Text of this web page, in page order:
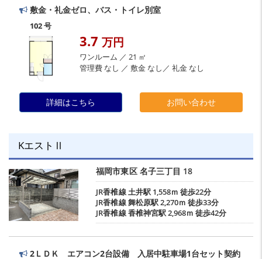
敷金・礼金ゼロ、バス・トイレ別室
102 号
3.7 万円
ワンルーム ／ 21 ㎡
管理費 なし ／ 敷金 なし／ 礼金 なし
詳細はこちら お問い合わせ
KエストⅡ
福岡市東区 名子三丁目 18
JR香椎線土井駅1,558ｍ 徒歩22分
JR香椎線舞松原駅2,270ｍ 徒歩33分
JR香椎線香椎神宮駅2,968ｍ 徒歩42分
2ＬＤＫ エアコン2台設備 入居中駐車場1台セット契約